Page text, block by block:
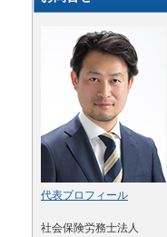
代表プロフィール
社会保険労務士法人